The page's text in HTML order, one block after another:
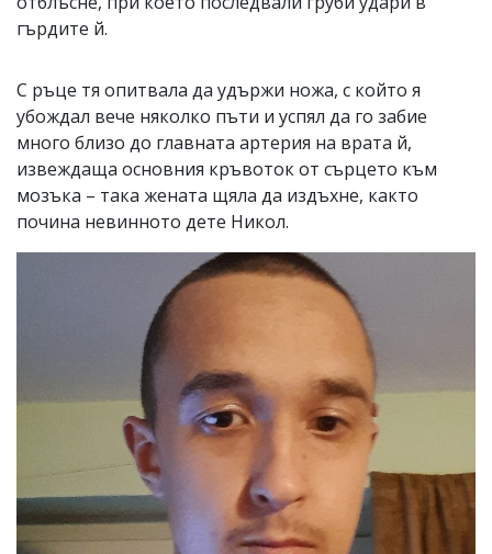
гърдите й.
С ръце тя опитвала да удържи ножа, с който я
убождал вече няколко пъти и успял да го забие
много близо до главната артерия на врата й,
извеждаща основния кръвоток от сърцето към
мозъка – така жената щяла да издъхне, както
почина невинното дете Никол.